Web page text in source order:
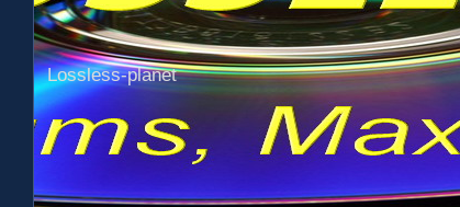
Lossless-planet